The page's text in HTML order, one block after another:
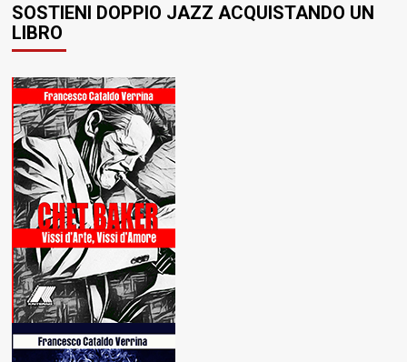
SOSTIENI DOPPIO JAZZ ACQUISTANDO UN
LIBRO